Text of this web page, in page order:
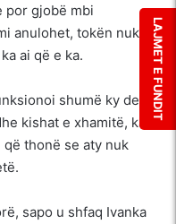
por gjobë mbi
anulohet, tokën nuk e
ai që e ka.
shumë ky debat
kishat e xhamitë, kanë
që thonë se aty nuk
sapo u shfaq Ivanka
LAJMET E FUNDIT